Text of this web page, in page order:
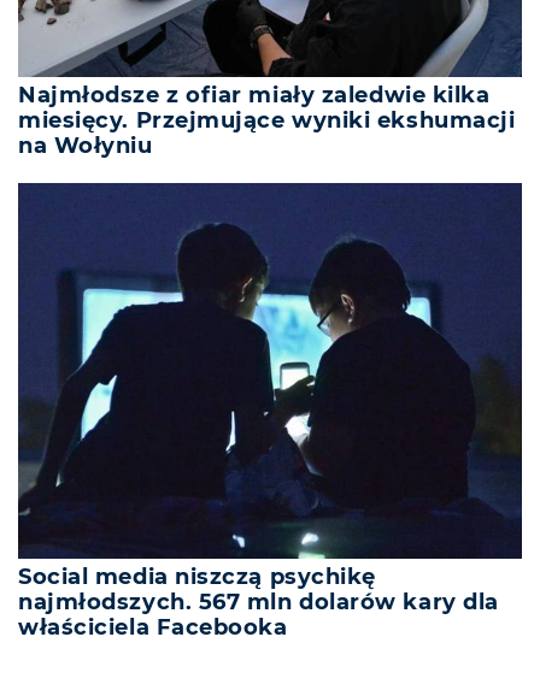
Najmłodsze z ofiar miały zaledwie kilka
miesięcy. Przejmujące wyniki ekshumacji
na Wołyniu
Social media niszczą psychikę
najmłodszych. 567 mln dolarów kary dla
właściciela Facebooka